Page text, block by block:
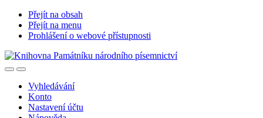
Přejít na obsah
Přejít na menu
Prohlášení o webové přístupnosti
Vyhledávání
Konto
Nastavení účtu